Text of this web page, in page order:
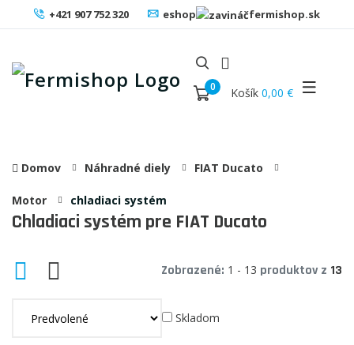
+421 907 752 320 eshop fermishop.sk
0 Košík 0,00 €
Domov Náhradné diely FIAT Ducato
Motor chladiaci systém
Chladiaci systém pre FIAT Ducato
Zobrazené: 1 - 13 produktov z 13
Skladom